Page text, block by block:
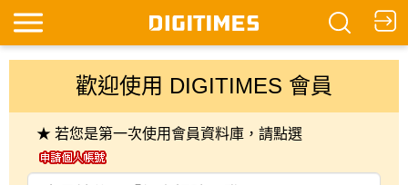
歡迎使用 DIGITIMES 會員
★ 若您是第一次使用會員資料庫，請點選